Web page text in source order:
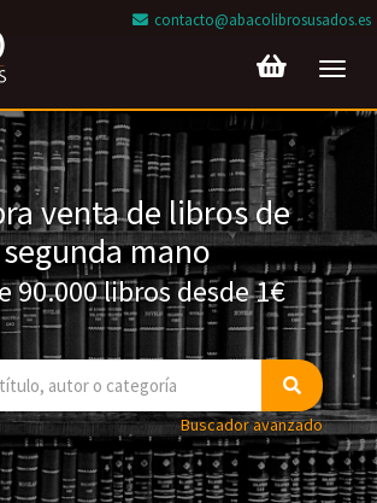
contacto@abacolibrosusados.es
venta de libros de
segunda mano
90.000 libros desde 1€
Buscador avanzado